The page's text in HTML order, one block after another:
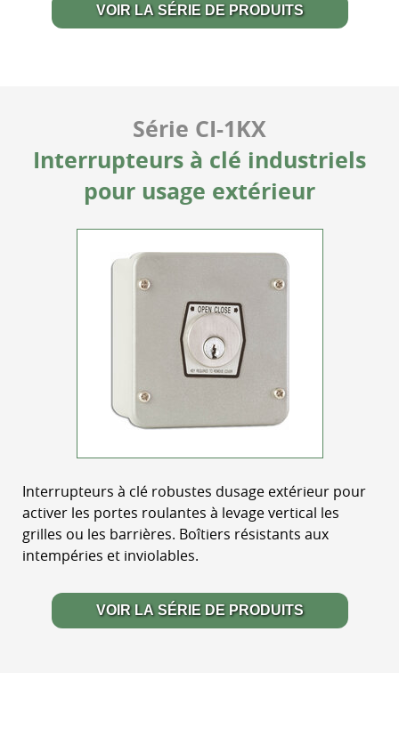
VOIR LA SÉRIE DE PRODUITS
Série CI-1KX
Interrupteurs à clé industriels
pour usage extérieur
Interrupteurs à clé robustes dusage extérieur pour
activer les portes roulantes à levage vertical les
grilles ou les barrières. Boîtiers résistants aux
intempéries et inviolables.
VOIR LA SÉRIE DE PRODUITS